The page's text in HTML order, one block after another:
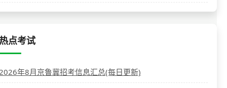
点考试
年8月京鲁冀招考信息汇总(每日更新)